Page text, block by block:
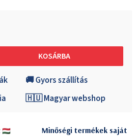
KOSÁRBA
🚚 Gyors szállítás
🇭🇺 Magyar webshop
Minőségi termékek saját